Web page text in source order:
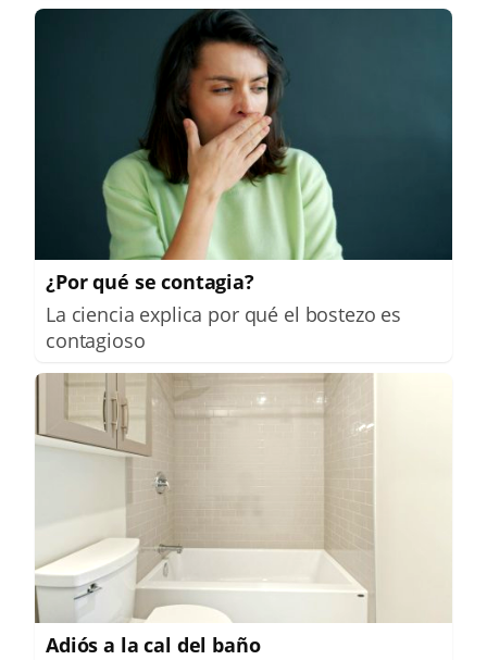
¿Por qué se contagia?
La ciencia explica por qué el bostezo es
contagioso
Adiós a la cal del baño